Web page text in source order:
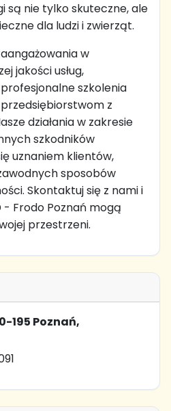
są nie tylko skuteczne, ale
dla ludzi i zwierząt.
w
jakości usług,
szkolenia
z
działania w zakresie
szkodników
uznaniem klientów,
sposobów
Skontaktuj się z nami i
- Frodo Poznań mogą
przestrzeni.
195 Poznań,